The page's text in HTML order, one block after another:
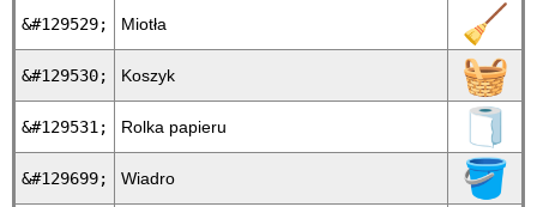
&#129529; Miotła 🧹
&#129530; Koszyk 🧺
&#129531; Rolka papieru 🧻
&#129699; Wiadro 🪣